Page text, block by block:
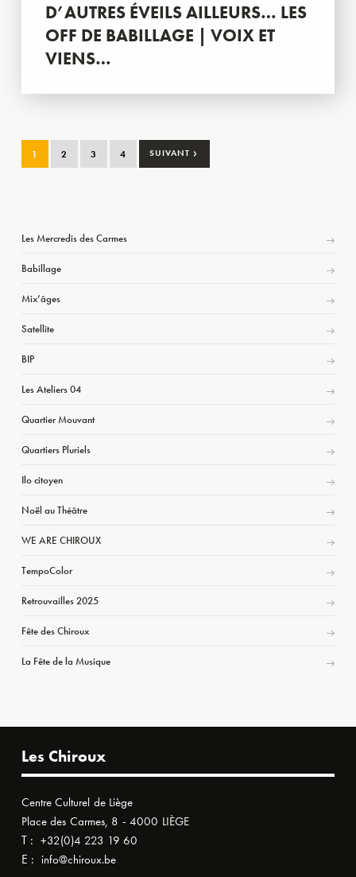
D’AUTRES ÉVEILS AILLEURS… LES
OFF DE BABILLAGE | VOIX ET
VIENS…
1 2 3 4 SUIVANT ›
Les Mercredis des Carmes
Babillage
Mix’âges
Satellite
BIP
Les Ateliers 04
Quartier Mouvant
Quartiers Pluriels
Ilo citoyen
Noël au Théâtre
WE ARE CHIROUX
TempoColor
Retrouvailles 2025
Fête des Chiroux
La Fête de la Musique
Les Chiroux
Centre Culturel de Liège
Place des Carmes, 8 - 4000 LIÈGE
T : +32(0)4 223 19 60
E : info@chiroux.be